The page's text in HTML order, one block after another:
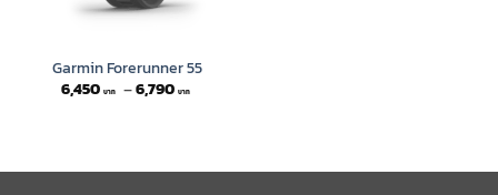
Garmin Forerunner 55
6,450
–6,790